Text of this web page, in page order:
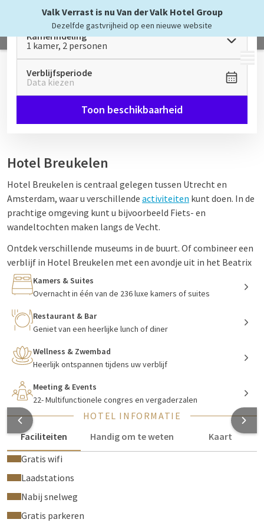
Valk Verrast is nu Van der Valk Hotel Group
Dezelfde gastvrijheid op een nieuwe website
MENU
Kamerindeling
1 kamer, 2 personen
Verblijfsperiode
Data kiezen
Toon beschikbaarheid
Hotel Breukelen
Hotel Breukelen is centraal gelegen tussen Utrecht en
Amsterdam, waar u verschillende activiteiten kunt doen. In de
prachtige omgeving kunt u bijvoorbeeld Fiets- en
wandeltochten maken langs de Vecht.
Ontdek verschillende museums in de buurt. Of combineer een
verblijf in Hotel Breukelen met een avondje uit in het Beatrix
Theater of de Ziggo Dome. Als hotelgast kunt u gratis
parkeren bij het hotel en bevindt u zich op loopafstand van
in Utrecht of Amsterdam!
Overnachten in luxe bij Van der Valk
Breukelen
Met 233 luxe kamers en themasuites heeft u een ruim aanbod
voor een perfect nachtje of weekendje weg. Tijdens uw verblijf
kunt u gratis gebruik maken van alle faciliteiten. Neem
ontspan in de sauna. Wilt u graag fitnessen? Ook dat is in
Hotel Breukelen mogelijk!
Bekijk de kamers
Kamers & Suites
Overnacht in één van de 236 luxe kamers of suites
Restaurant & Bar
Geniet van een heerlijke lunch of diner
Wellness & Zwembad
Heerlijk ontspannen tijdens uw verblijf
Meeting & Events
22- Multifunctionele congres en vergaderzalen
HOTEL INFORMATIE
Faciliteiten
Handig om te weten
Kaart
Gratis wifi
Laadstations
Nabij snelweg
Gratis parkeren